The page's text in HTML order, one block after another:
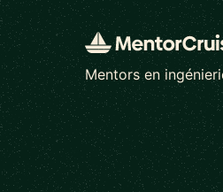
Mentors en